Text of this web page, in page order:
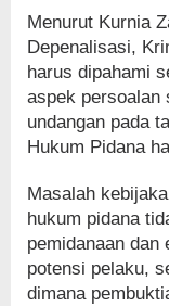
Menurut Kurnia
Depenalisasi,
harus dipahami
aspek persoalan
undangan pada
Hukum Pidana
Masalah
hukum pidana
pemidanaan dan
potensi pelaku,
dimana